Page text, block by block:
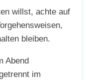
willst, achte auf
bleiben.
Abend
im